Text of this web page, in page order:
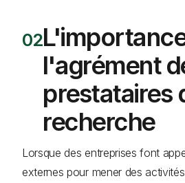
l'agrément
prestataires
recherche
Lorsque des entreprises font
externes pour mener des